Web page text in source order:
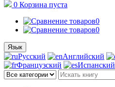
0 Корзина пуста
0
0
Язык
Русский Английский
Французский
Испанский